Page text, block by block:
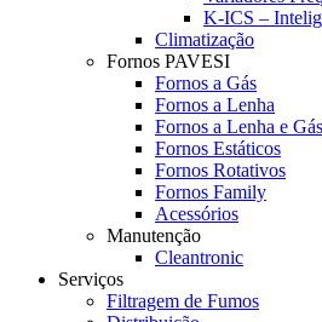
K-ICS –
Climatização
Fornos PAVESI
Fornos a Gás
Fornos a Lenha
Fornos a Lenha e Gás
Fornos Estáticos
Fornos Rotativos
Fornos Family
Acessórios
Manutenção
Cleantronic
Serviços
Filtragem de Fumos